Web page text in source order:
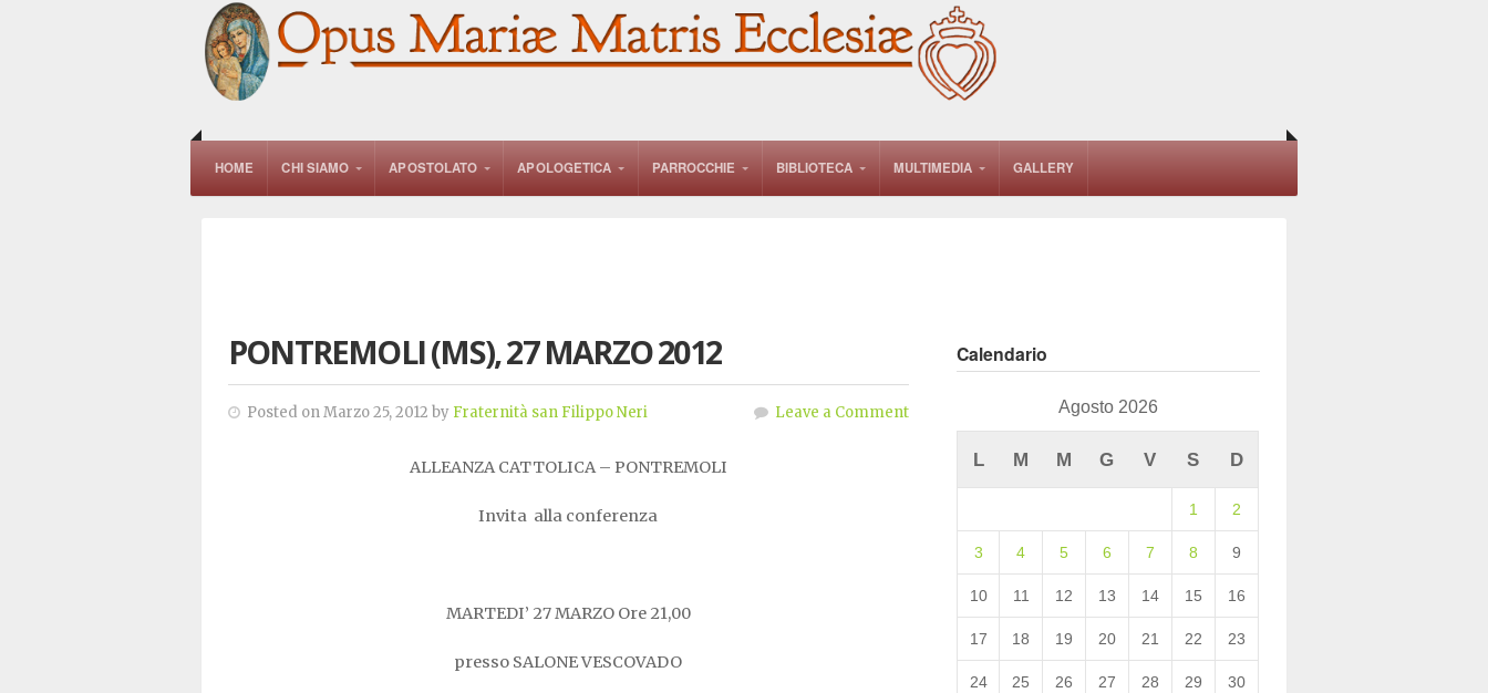
HOME CHI SIAMO APOSTOLATO APOLOGETICA PARROCCHIE BIBLIOTECA MULTIMEDIA GALLERY
PONTREMOLI (MS), 27 MARZO 2012
Posted on Marzo 25, 2012 by Fraternità san Filippo Neri Leave a Comment
ALLEANZA CATTOLICA – PONTREMOLI
Invita alla conferenza
MARTEDI’ 27 MARZO Ore 21,00
presso SALONE VESCOVADO
Calendario
Agosto 2026
L M M G V S D
1 2
3 4 5 6 7 8 9
10 11 12 13 14 15 16
17 18 19 20 21 22 23
24 25 26 27 28 29 30